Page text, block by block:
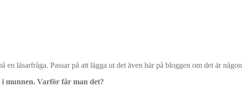
läsarfråga. Passar på att lägga ut det även här på bloggen om det är
munnen. Varför får man det?